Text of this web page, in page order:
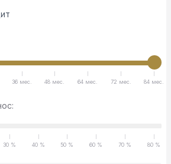
36 мес. 48 мес. 64 мес. 72 мес. 84 мес.
30 % 40 % 50 % 60 % 70 % 80 %